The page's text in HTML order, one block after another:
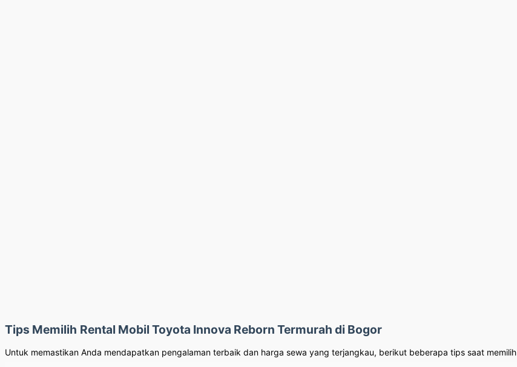
Tips Memilih Rental Mobil Toyota Innova Reborn Termurah di Bogor
Untuk memastikan Anda mendapatkan pengalaman terbaik dan harga sewa yang terjangkau, berikut beberapa tips saat memilih